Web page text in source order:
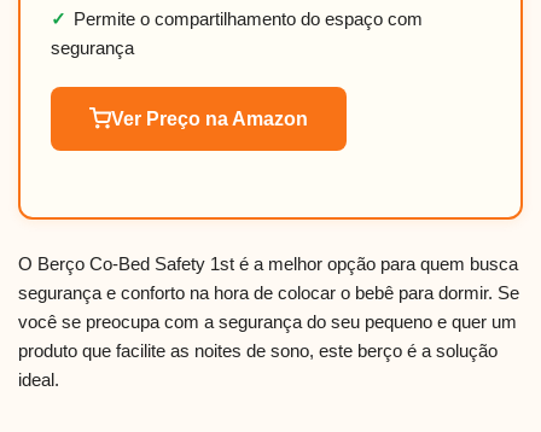
✓ Permite o compartilhamento do espaço com
segurança
Ver Preço na Amazon
O Berço Co-Bed Safety 1st é a melhor opção para quem busca
segurança e conforto na hora de colocar o bebê para dormir. Se
você se preocupa com a segurança do seu pequeno e quer um
produto que facilite as noites de sono, este berço é a solução
ideal.